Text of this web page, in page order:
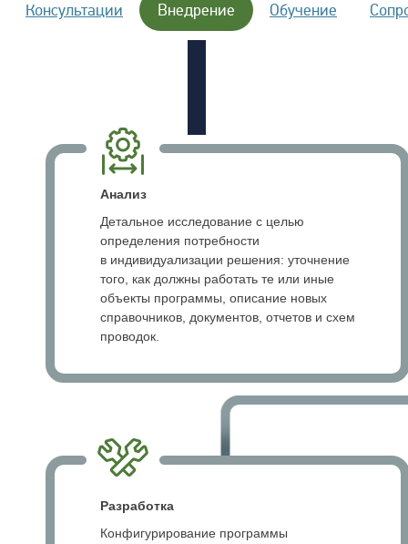
Консультации Внедрение Обучение
Анализ
Детальное исследование с целью
определения потребности
в индивидуализации решения: уточнение
того, как должны работать те или иные
объекты программы, описание новых
справочников, документов, отчетов и схем
проводок.
Разработка
Конфигурирование программы